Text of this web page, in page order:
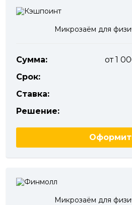
Микрозаём для
Сумма:
от 1
Срок:
Ставка:
Решение:
Микрозаём для